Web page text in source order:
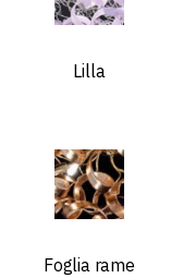
Lilla
Foglia rame